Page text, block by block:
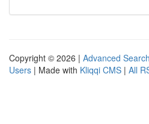
Copyright © 2026 | Advanced Search
Users | Made with Kliqqi CMS | All